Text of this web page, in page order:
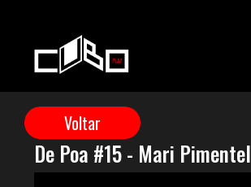
De Poa #15 - Mari Pimentel